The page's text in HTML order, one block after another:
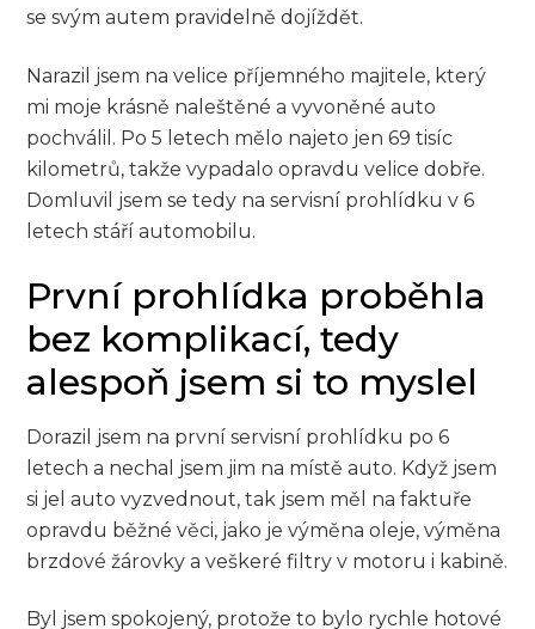
se svým autem pravidelně dojíždět.
Narazil jsem na velice příjemného majitele, který
mi moje krásně naleštěné a vyvoněné auto
pochválil. Po 5 letech mělo najeto jen 69 tisíc
kilometrů, takže vypadalo opravdu velice dobře.
Domluvil jsem se tedy na servisní prohlídku v 6
letech stáří automobilu.
První prohlídka proběhla
bez komplikací, tedy
alespoň jsem si to myslel
Dorazil jsem na první servisní prohlídku po 6
letech a nechal jsem jim na místě auto. Když jsem
si jel auto vyzvednout, tak jsem měl na faktuře
opravdu běžné věci, jako je výměna oleje, výměna
brzdové žárovky a veškeré filtry v motoru i kabině.
Byl jsem spokojený, protože to bylo rychle hotové